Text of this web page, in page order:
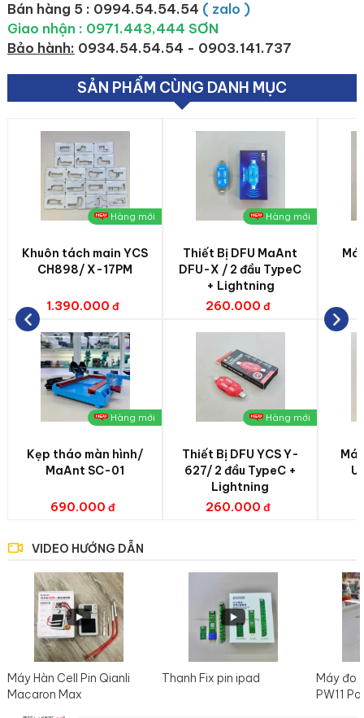
Bán hàng 5 : 0994.54.54.54 ( zalo )
Giao nhận : 0971.443,444 SƠN
Bảo hành: 0934.54.54.54 - 0903.141.737
SẢN PHẨM CÙNG DANH MỤC
Hàng mới
Khuôn tách main YCS
CH898/ X-17PM
1.390.000
Hàng mới
Kẹp tháo màn hình/
MaAnt SC-01
690.000
Hàng mới
Thiết Bị DFU MaAnt
DFU-X / 2 đầu TypeC
+ Lightning
260.000
Hàng mới
Thiết Bị DFU YCS Y-
627/ 2 đầu TypeC +
Lightning
260.000
VIDEO HƯỚNG DẪN
Máy Hàn Cell Pin Qianli
Macaron Max
Thanh Fix pin ipad
Máy đo
PW11